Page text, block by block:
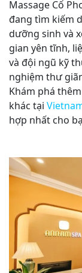
Massage Cổ
đang tìm kiếm
dưỡng sinh và
gian yên tĩnh,
và đội ngũ kỹ
nghiệm thư
Khám phá
khác tại
hợp nhất cho